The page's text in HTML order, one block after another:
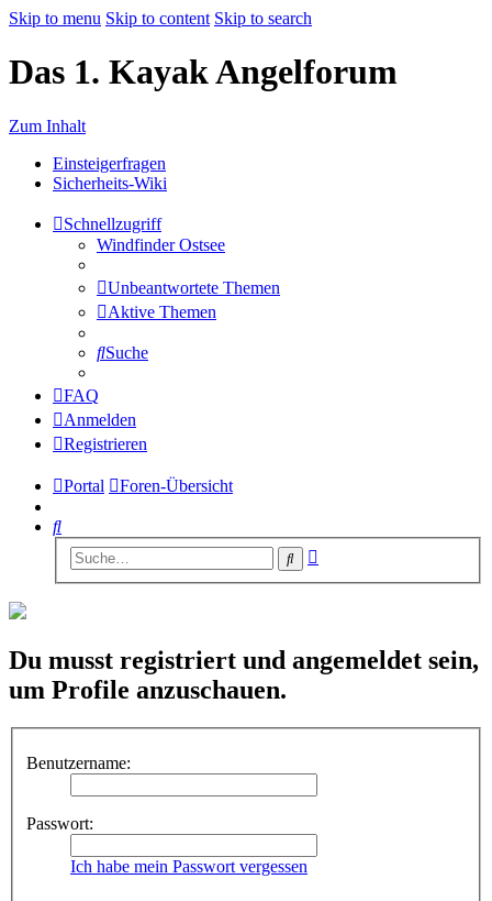
Skip to menu Skip to content Skip to search
Das 1. Kayak Angelforum
Zum Inhalt
Einsteigerfragen
Sicherheits-Wiki
Schnellzugriff
Windfinder Ostsee
Unbeantwortete Themen
Aktive Themen
Suche
FAQ
Anmelden
Registrieren
Portal Foren-Übersicht
Suche
Suche
Du musst registriert und angemeldet sein,
um Profile anzuschauen.
Benutzername:
Passwort:
Ich habe mein Passwort vergessen